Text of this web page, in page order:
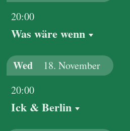
20:00
Was wäre wenn
Wed 18. November
20:00
Ick & Berlin